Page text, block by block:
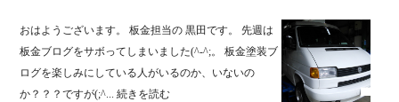
おはようございます。 板金担当の 黒田です。 先週は
板金ブログをサボってしまいました(^-^;。 板金塗装ブ
ログを楽しみにしている人がいるのか、いないの
か？？？ですが(;^...続きを読む